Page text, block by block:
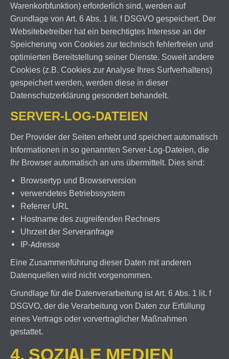
Warenkorbfunktion) erforderlich sind, werden auf
Grundlage von Art. 6 Abs. 1 lit. f DSGVO gespeichert. Der
Websitebetreiber hat ein berechtigtes Interesse an der
Speicherung von Cookies zur technisch fehlerfreien und
optimierten Bereitstellung seiner Dienste. Soweit andere
Cookies (z.B. Cookies zur Analyse Ihres Surfverhaltens)
gespeichert werden, werden diese in dieser
Datenschutzerklärung gesondert behandelt.
SERVER-LOG-DATEIEN
Der Provider der Seiten erhebt und speichert automatisch
Informationen in so genannten Server-Log-Dateien, die
Ihr Browser automatisch an uns übermittelt. Dies sind:
Browsertyp und Browserversion
verwendetes Betriebssystem
Referrer URL
Hostname des zugreifenden Rechners
Uhrzeit der Serveranfrage
IP-Adresse
Eine Zusammenführung dieser Daten mit anderen
Datenquellen wird nicht vorgenommen.
Grundlage für die Datenverarbeitung ist Art. 6 Abs. 1 lit. f
DSGVO, der die Verarbeitung von Daten zur Erfüllung
eines Vertrags oder vorvertraglicher Maßnahmen
gestattet.
4. SOZIALE MEDIEN